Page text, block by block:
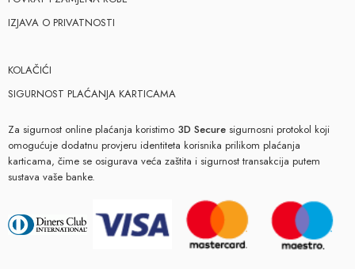
IZJAVA O PRIVATNOSTI
KOLAČIĆI
SIGURNOST PLAĆANJA KARTICAMA
Za sigurnost online plaćanja koristimo 3D Secure sigurnosni protokol koji
omogućuje dodatnu provjeru identiteta korisnika prilikom plaćanja
karticama, čime se osigurava veća zaštita i sigurnost transakcija putem
sustava vaše banke.